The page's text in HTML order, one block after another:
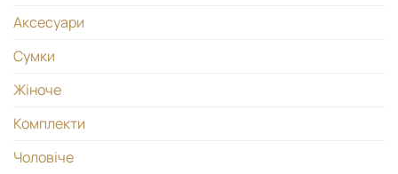
Аксесуари
Сумки
Жіноче
Комплекти
Чоловіче